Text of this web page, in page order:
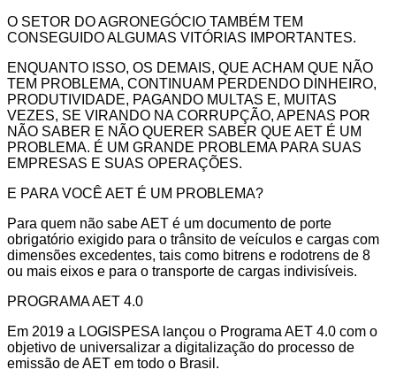
O SETOR DO AGRONEGÓCIO TAMBÉM TEM
CONSEGUIDO ALGUMAS VITÓRIAS IMPORTANTES.
ENQUANTO ISSO, OS DEMAIS, QUE ACHAM QUE NÃO
TEM PROBLEMA, CONTINUAM PERDENDO DINHEIRO,
PRODUTIVIDADE, PAGANDO MULTAS E, MUITAS
VEZES, SE VIRANDO NA CORRUPÇÃO, APENAS POR
NÃO SABER E NÃO QUERER SABER QUE AET É UM
PROBLEMA. É UM GRANDE PROBLEMA PARA SUAS
EMPRESAS E SUAS OPERAÇÕES.
E PARA VOCÊ AET É UM PROBLEMA?
Para quem não sabe AET é um documento de porte
obrigatório exigido para o trânsito de veículos e cargas com
dimensões excedentes, tais como bitrens e rodotrens de 8
ou mais eixos e para o transporte de cargas indivisíveis.
PROGRAMA AET 4.0
Em 2019 a LOGISPESA lançou o Programa AET 4.0 com o
objetivo de universalizar a digitalização do processo de
emissão de AET em todo o Brasil.